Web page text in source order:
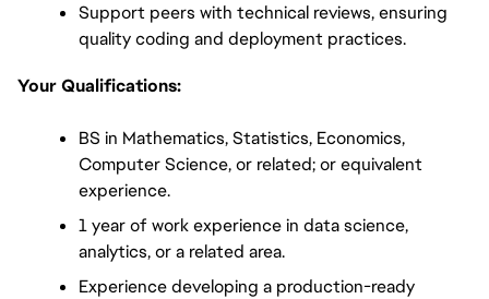
Support peers with technical reviews, ensuring
quality coding and deployment practices.
Your Qualifications:
BS in Mathematics, Statistics, Economics,
Computer Science, or related; or equivalent
experience.
1 year of work experience in data science,
analytics, or a related area.
Experience developing a production-ready